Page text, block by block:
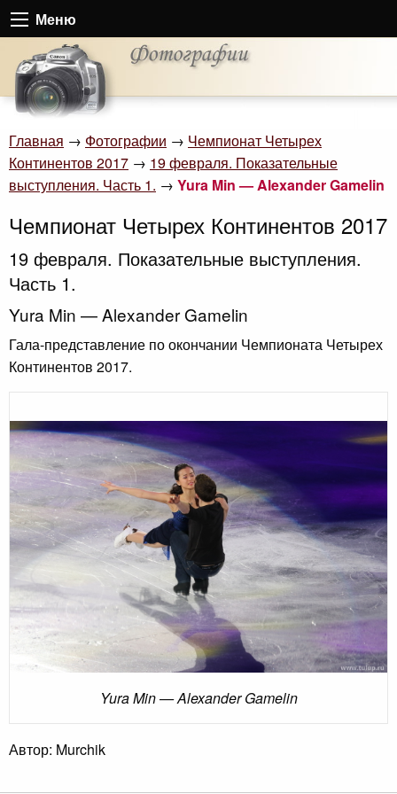
Меню
Главная → Фотографии → Чемпионат Четырех
Континентов 2017 → 19 февраля. Показательные
выступления. Часть 1. → Yura Min — Alexander Gamelin
Чемпионат Четырех Континентов 2017
19 февраля. Показательные выступления.
Часть 1.
Yura Min — Alexander Gamelin
Гала-представление по окончании Чемпионата Четырех
Континентов 2017.
Yura Min — Alexander Gamelin
Автор: Murchik